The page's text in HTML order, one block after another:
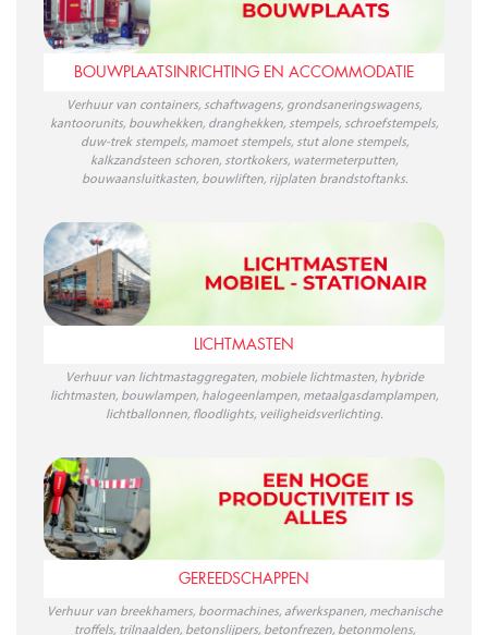
BOUWPLAATSINRICHTING EN ACCOMMODATIE
Verhuur van containers, schaftwagens, grondsaneringswagens,
kantoorunits, bouwhekken, dranghekken, stempels, schroefstempels,
duw-trek stempels, mamoet stempels, stut alone stempels,
kalkzandsteen schoren, stortkokers, watermeterputten,
bouwaansluitkasten, bouwliften, rijplaten brandstoftanks.
LICHTMASTEN
Verhuur van lichtmastaggregaten, mobiele lichtmasten, hybride
lichtmasten, bouwlampen, halogeenlampen, metaalgasdamplampen,
lichtballonnen, floodlights, veiligheidsverlichting.
GEREEDSCHAPPEN
Verhuur van breekhamers, boormachines, afwerkspanen, mechanische
troffels, trilnaalden, betonslijpers, betonfrezen, betonmolens,